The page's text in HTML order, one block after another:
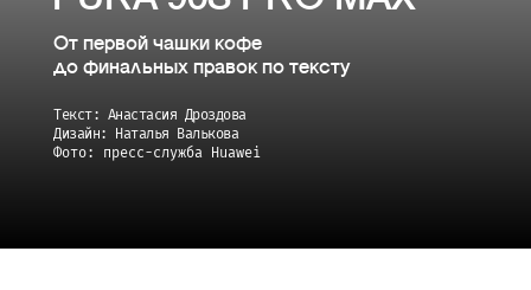
От первой чашки кофе
до финальных правок по тексту
Текст: Анастасия Дроздова
Дизайн: Наталья Валькова
Фото: пресс-служба Huawei